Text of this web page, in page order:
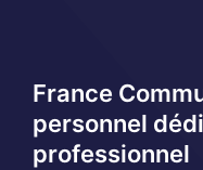
France
personnel
professionnel